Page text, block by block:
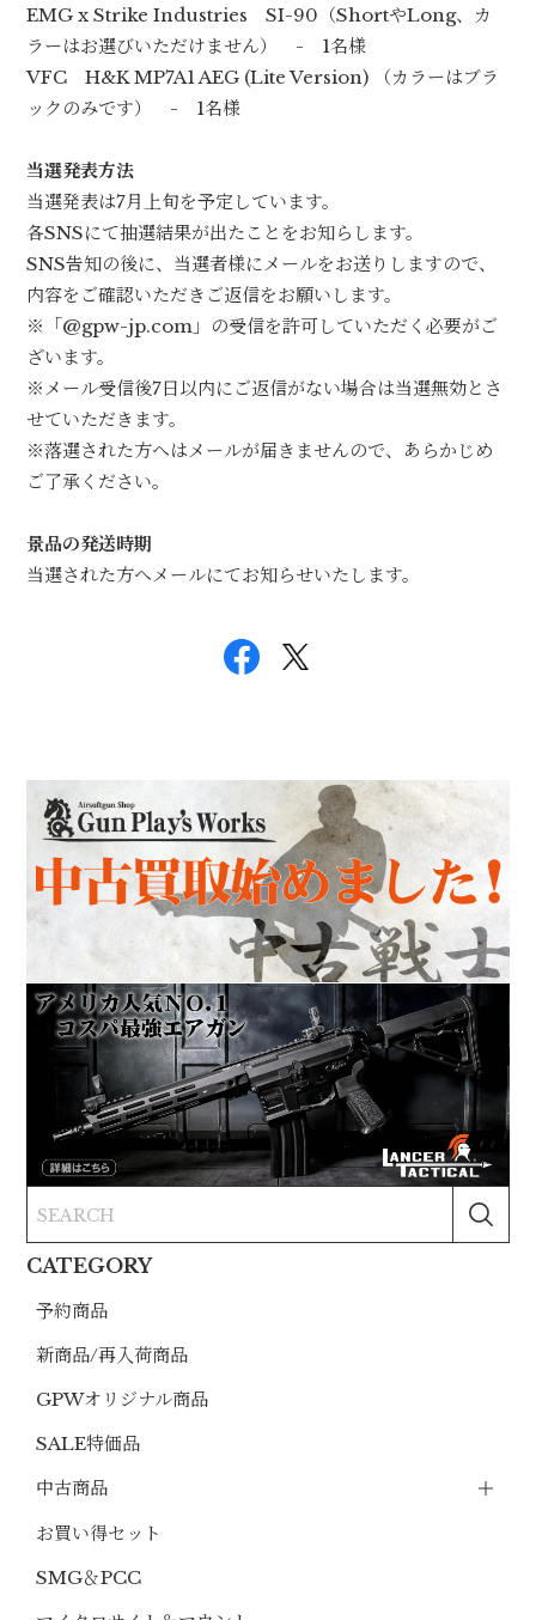
CATEGORY
予約商品
新商品/再入荷商品
GPWオリジナル商品
SALE特価品
中古商品
お買い得セット
SMG＆PCC
EMG x Strike Industries SI-90（ShortやLong、カ
ラーはお選びいただけません） - 1名様
VFC H&K MP7A1 AEG (Lite Version) （カラーはブラ
ックのみです） - 1名様
当選発表方法
当選発表は7月上旬を予定しています。
各SNSにて抽選結果が出たことをお知らします。
SNS告知の後に、当選者様にメールをお送りしますので、
内容をご確認いただきご返信をお願いします。
※「@gpw-jp.com」の受信を許可していただく必要がご
ざいます。
※メール受信後7日以内にご返信がない場合は当選無効とさ
せていただきます。
※落選された方へはメールが届きませんので、あらかじめ
ご了承ください。
景品の発送時期
当選された方へメールにてお知らせいたします。